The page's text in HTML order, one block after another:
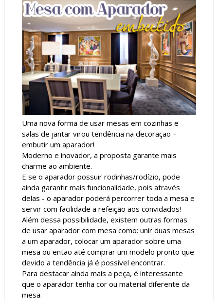
Uma nova forma de usar mesas em cozinhas e
salas de jantar virou tendência na decoração –
embutir um aparador!
Moderno e inovador, a proposta garante mais
charme ao ambiente.
E se o aparador possuir rodinhas/rodízio, pode
ainda garantir mais funcionalidade, pois através
delas - o aparador poderá percorrer toda a mesa e
servir com facilidade a refeição aos convidados!
Além dessa possibilidade, existem outras formas
de usar aparador com mesa como: unir duas mesas
a um aparador, colocar um aparador sobre uma
mesa ou então até comprar um modelo pronto que
devido a tendência já é possível encontrar.
Para destacar ainda mais a peça, é interessante
que o aparador tenha cor ou material diferente da
mesa.